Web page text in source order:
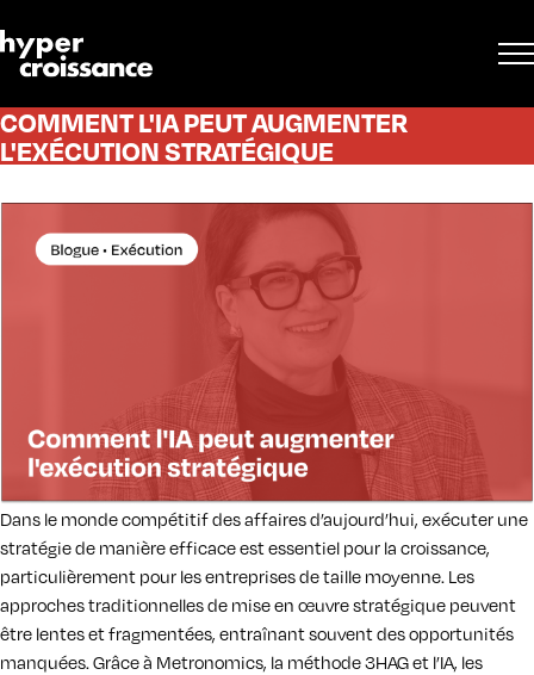
COMMENT L'IA PEUT AUGMENTER
L'EXÉCUTION STRATÉGIQUE
Dans le monde compétitif des affaires d’aujourd’hui, exécuter une
stratégie de manière efficace est essentiel pour la croissance,
particulièrement pour les entreprises de taille moyenne. Les
approches traditionnelles de mise en œuvre stratégique peuvent
être lentes et fragmentées, entraînant souvent des opportunités
manquées. Grâce à Metronomics, la méthode 3HAG et l’IA, les